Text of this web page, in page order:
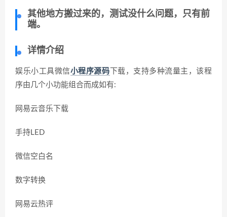
其他地方搬过来的，测试没什么问题，只有前
端。
详情介绍
娱乐小工具微信小程序源码 下载，支持多种流量主，该程
序由几个小功能组合而成如有:
网易云音乐下载
手持LED
微信空白名
数字转换
网易云热评